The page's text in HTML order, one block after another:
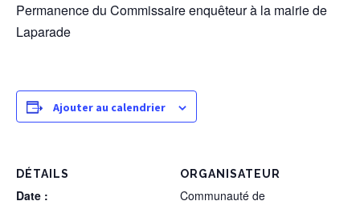
Permanence du Commissaire enquêteur à la mairie de
Laparade
Ajouter au calendrier
DÉTAILS
Date :
ORGANISATEUR
Communauté de